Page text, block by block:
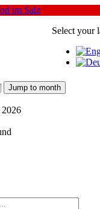
Select your
Jump to month